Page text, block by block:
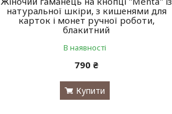
натуральної шкіри, з кишенями для
карток і монет ручної роботи,
блакитний
В наявності
790 ₴
Купити